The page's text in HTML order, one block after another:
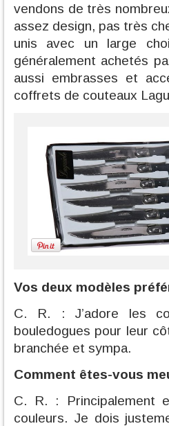
vendons de très
assez design, pas très
unis avec un large
généralement achetés
aussi embrasses et
coffrets de couteaux
Vos deux modèles
C. R. : J’adore les
bouledogues pour leur
branchée et sympa.
Comment êtes-vous
C. R. : Principalement
couleurs. Je dois